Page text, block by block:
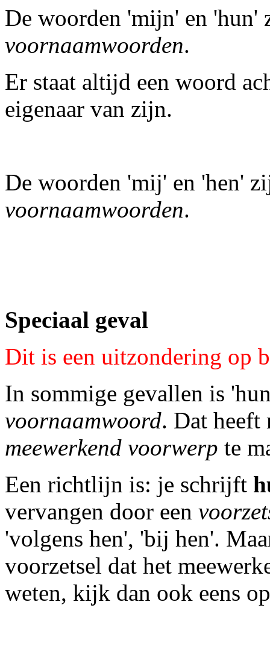
De woorden 'mijn' en
voornaamwoorden.
Er staat altijd een woord
eigenaar van zijn.
De woorden 'mij' en 'hen'
voornaamwoorden.
Speciaal geval
Dit is een uitzondering op
In sommige gevallen is
voornaamwoord. Dat heeft
meewerkend voorwerp te
Een richtlijn is: je schrijft
vervangen door een
'volgens hen', 'bij hen'.
voorzetsel dat het
weten, kijk dan ook eens